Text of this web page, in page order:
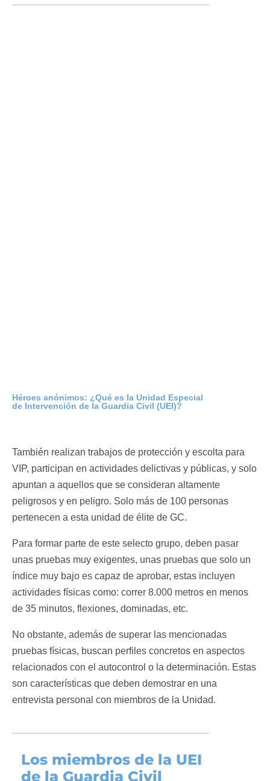
Héroes anónimos: ¿Qué es la Unidad Especial
de Intervención de la Guardia Civil (UEI)?
También realizan trabajos de protección y escolta para
VIP, participan en actividades delictivas y públicas, y solo
apuntan a aquellos que se consideran altamente
peligrosos y en peligro. Solo más de 100 personas
pertenecen a esta unidad de élite de GC.
Para formar parte de este selecto grupo, deben pasar
unas pruebas muy exigentes, unas pruebas que solo un
índice muy bajo es capaz de aprobar, estas incluyen
actividades físicas como: correr 8.000 metros en menos
de 35 minutos, flexiones, dominadas, etc.
No obstante, además de superar las mencionadas
pruebas físicas, buscan perfiles concretos en aspectos
relacionados con el autocontrol o la determinación. Estas
son características que deben demostrar en una
entrevista personal con miembros de la Unidad.
Los miembros de la UEI
de la Guardia Civil